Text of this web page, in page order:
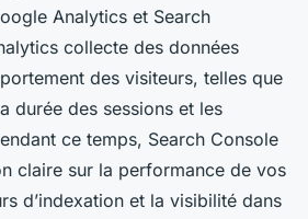
Analytics et Search
collecte des données
des visiteurs, telles que
durée des sessions et les
ce temps, Search Console
claire sur la performance de vos
d’indexation et la visibilité dans